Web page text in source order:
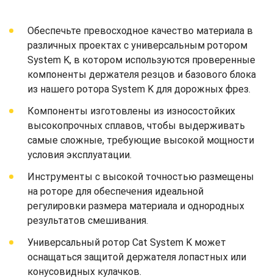
Обеспечьте превосходное качество материала в
различных проектах с универсальным ротором
System K, в котором используются проверенные
компоненты держателя резцов и базового блока
из нашего ротора System K для дорожных фрез.
Компоненты изготовлены из износостойких
высокопрочных сплавов, чтобы выдерживать
самые сложные, требующие высокой мощности
условия эксплуатации.
Инструменты с высокой точностью размещены
на роторе для обеспечения идеальной
регулировки размера материала и однородных
результатов смешивания.
Универсальный ротор Cat System K может
оснащаться защитой держателя лопастных или
конусовидных кулачков.